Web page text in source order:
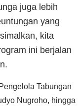
juga lebih
yang
kita
ini berjalan
Tabungan
Nugroho, hingga